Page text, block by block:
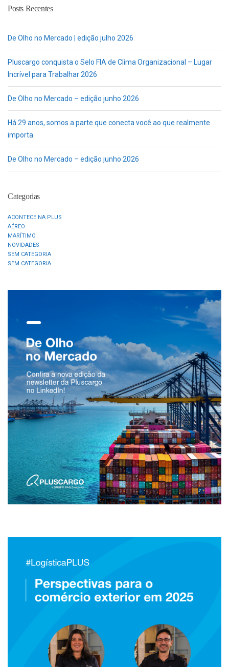
Posts Recentes
De Olho no Mercado | edição julho 2026
Pluscargo conquista o Selo FIA de Clima Organizacional – Lugar
Incrível para Trabalhar 2026
De Olho no Mercado – edição junho 2026
Há 29 anos, somos a parte que conecta você ao que realmente
importa.
De Olho no Mercado – edição junho 2026
Categorias
ACONTECE NA PLUS
AÉREO
MARÍTIMO
NOVIDADES
SEM CATEGORIA
SEM CATEGORIA